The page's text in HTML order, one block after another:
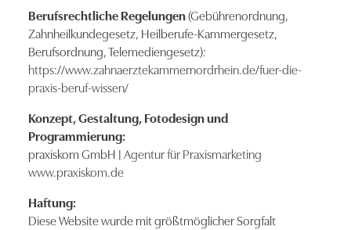
Berufsrechtliche Regelungen(Gebührenordnung,
Zahnheilkundegesetz, Heilberufe-Kammergesetz,
Berufsordnung, Telemediengesetz):
https://www.zahnaerztekammernordrhein.de/fuer-die-
praxis-beruf-wissen/
Konzept, Gestaltung, Fotodesign und
Programmierung:
praxiskom GmbH |Agentur für Praxismarketing
www.praxiskom.de
Haftung:
Diese Website wurde mit größtmöglicher Sorgfalt